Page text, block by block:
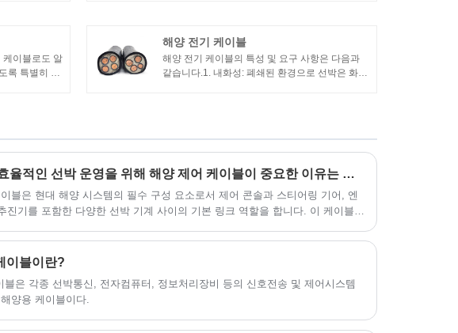
케이블로도 알
록 특별히 설
해양 전기 케이블
해양 전기 케이블의 특성 및 요구 사항은 다음과
같습니다.1. 내화성: 폐쇄된 환경으로 선박은 화재
안전하고 효율적인 선박 운영을 위해 해양 제어 케이블이 중요한 이유는 무엇입니까?
블은 현대 해양 시스템의 필수 구성 요소로서 제어 콘솔과 스티어링 기어, 엔
진기를 포함한 다양한 선박 기계 사이의 기본 링크 역할을 합니다. 이 케이블은
제어를 제공하도록 설계되었습니다. 안전, 효율성 및 장기적인 성능을 추구하
자 및 유지 보수 전문가에게는 구조, 기능 및 응용 프로그램을 이해하는 것이
이블이란?
블은 각종 선박통신, 전자컴퓨터, 정보처리장비 등의 신호전송 및 제어시스템
양용 케이블이다.